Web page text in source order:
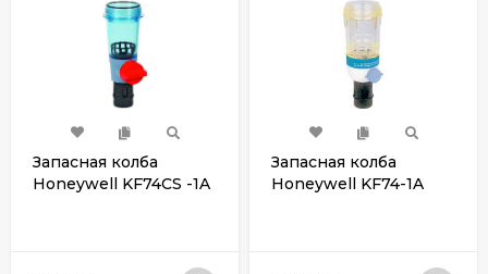
Запасная колба
Honeywell KF74CS -1A
Запасная колба
Honeywell KF74-1A